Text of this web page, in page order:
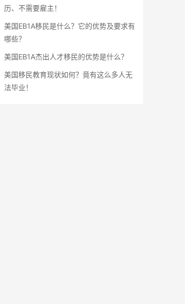
历、不需要雇主！
美国EB1A移民是什么？它的优势及要求有
哪些？
美国EB1A杰出人才移民的优势是什么？
美国移民教育现状如何？竟有这么多人无
法毕业！